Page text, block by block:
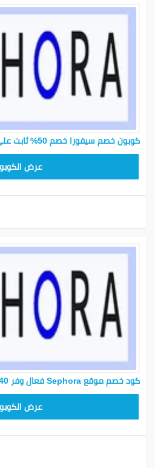
كوبون خصم سيفورا خصم 50% ثابت على العطور النسائية وغيرها
عرض
كود خصم موقع Sephora فعال وفر 40٪ على كريمات العناية
عرض